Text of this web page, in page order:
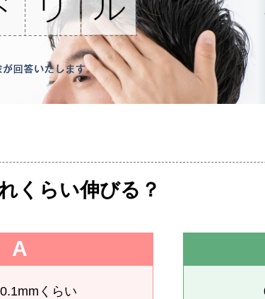
くらい伸びる？
A
くらい